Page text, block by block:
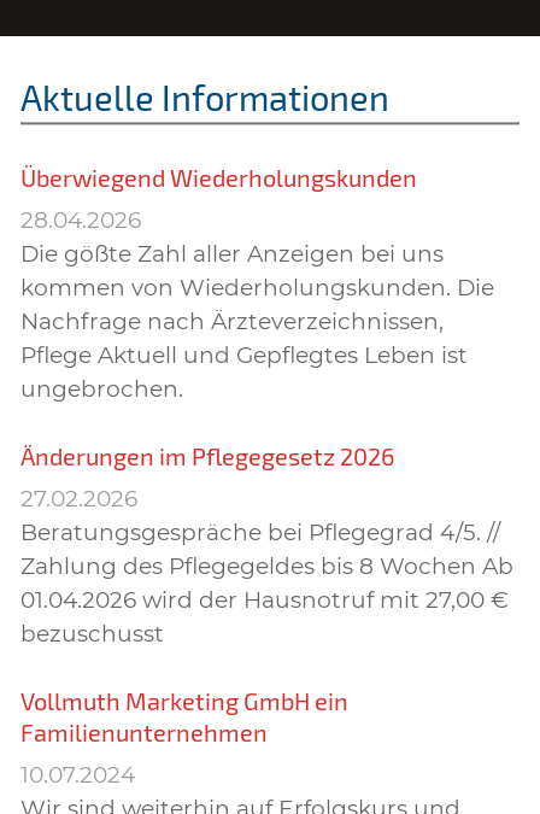
Aktuelle Informationen
Überwiegend Wiederholungskunden
28.04.2026
Die gößte Zahl aller Anzeigen bei uns
kommen von Wiederholungskunden. Die
Nachfrage nach Ärzteverzeichnissen,
Pflege Aktuell und Gepflegtes Leben ist
ungebrochen.
Änderungen im Pflegegesetz 2026
27.02.2026
Beratungsgespräche bei Pflegegrad 4/5. //
Zahlung des Pflegegeldes bis 8 Wochen Ab
01.04.2026 wird der Hausnotruf mit 27,00 €
bezuschusst
Vollmuth Marketing GmbH ein
Familienunternehmen
10.07.2024
Wir sind weiterhin auf Erfolgskurs und